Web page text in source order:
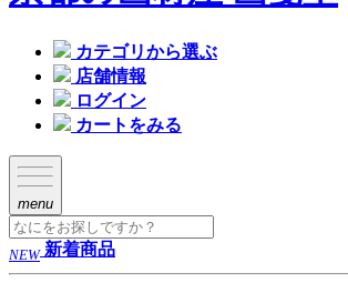
カテゴリから選ぶ
店舗情報
ログイン
カートをみる
menu
NEW 新着商品